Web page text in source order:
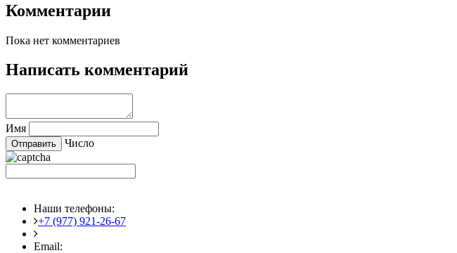
Комментарии
Пока нет комментариев
Написать комментарий
Имя
Число
Наши телефоны:
+7 (977) 921-26-67
Email: